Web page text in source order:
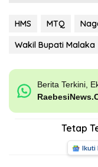
HMS MTQ
Wakil Bupati Malaka
Berita Terkini,
Tetap
Ikuti